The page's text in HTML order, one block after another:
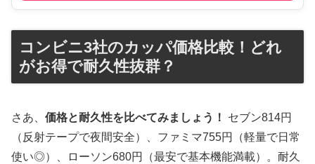
コンビニ3社のカッパ価格比較！どれ
がお得で耐久性抜群？
さあ、 価格と耐久性を比べてみましょう！
セブン814円
（反射テープで夜間安全）、ファミマ755円（軽量で日常
使い◎）、ローソン680円（最安で基本機能満載）。耐久